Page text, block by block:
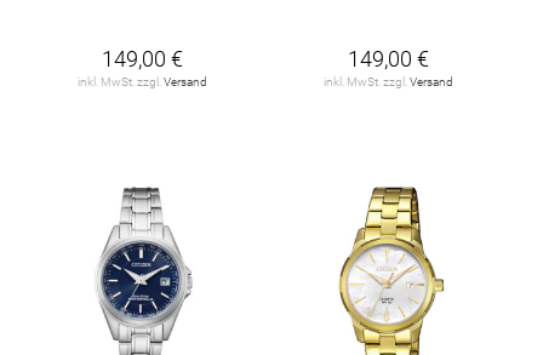
149,00 €
inkl. MwSt. zzgl. Versand
149,00 €
inkl. MwSt. zzgl. Versand